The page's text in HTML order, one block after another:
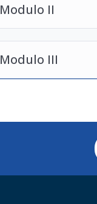
Modulo II
Modulo III